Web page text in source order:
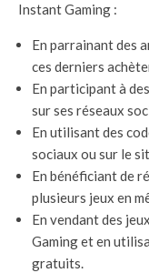
Instant Gaming :
En parrainant des
ces derniers
En participant à
sur ses réseaux
En utilisant des
sociaux ou sur le
En bénéficiant de
plusieurs jeux en
En vendant des
Gaming et en
gratuits.